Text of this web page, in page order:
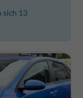
sich 13